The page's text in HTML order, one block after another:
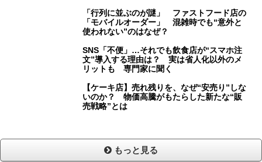
「行列に並ぶのが謎」 ファストフード店の
「モバイルオーダー」 混雑時でも“意外と
使われない”のはなぜ？
SNS「不便」…それでも飲食店が“スマホ注
文”導入する理由は？ 実は省人化以外のメ
リットも 専門家に聞く
【ケーキ店】売れ残りを、なぜ“安売り”しな
いのか？ 物価高騰がもたらした新たな“販
売戦略”とは
もっと見る